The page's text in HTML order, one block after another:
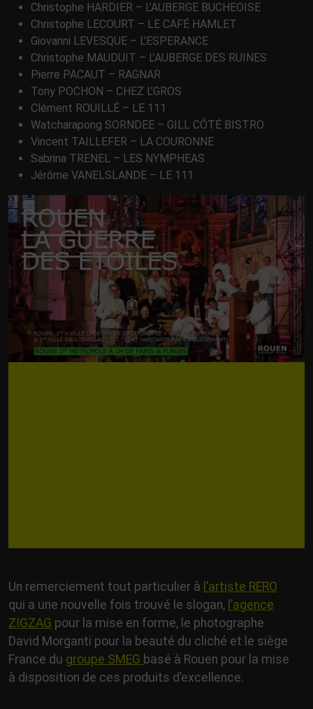
Christophe HARDIER – L’AUBERGE BUCHEOISE
Christophe LECOURT – LE CAFÉ HAMLET
Giovanni LEVESQUE – L’ESPERANCE
Christophe MAUDUIT – L’AUBERGE DES RUINES
Pierre PACAUT – RAGNAR
Tony POCHON – CHEZ L’GROS
Clément ROUILLÉ – LE 111
Watcharapong SORNDEE – GILL CÔTÉ BISTRO
Vincent TAILLEFER – LA COURONNE
Sabrina TRENEL – LES NYMPHEAS
Jérôme VANELSLANDE – LE 111
Un remerciement tout particulier à l’artiste RERO
qui a une nouvelle fois trouvé le slogan, l’agence
ZIGZAG pour la mise en forme, le photographe
David Morganti pour la beauté du cliché et le siège
France du groupe SMEG basé à Rouen pour la mise
à disposition de ces produits d’excellence.